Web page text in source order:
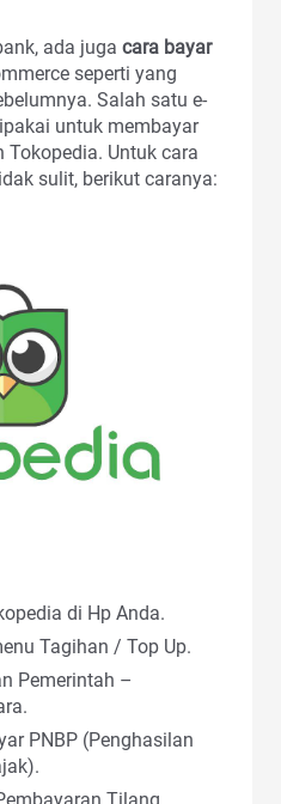
ada juga cara bayar
seperti yang
Salah satu e-
untuk membayar
Untuk cara
sulit, berikut caranya:
di Hp Anda.
Tagihan / Top Up.
Pemerintah –
PNBP (Penghasilan